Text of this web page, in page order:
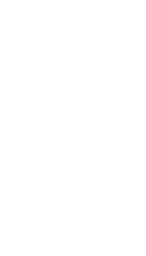
Матовое золото